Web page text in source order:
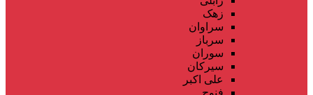
زهک
سراوان
سرباز
سوران
سیرکان
علی اکبر
فنوج